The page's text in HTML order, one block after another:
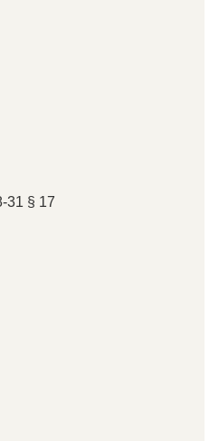
31 § 17